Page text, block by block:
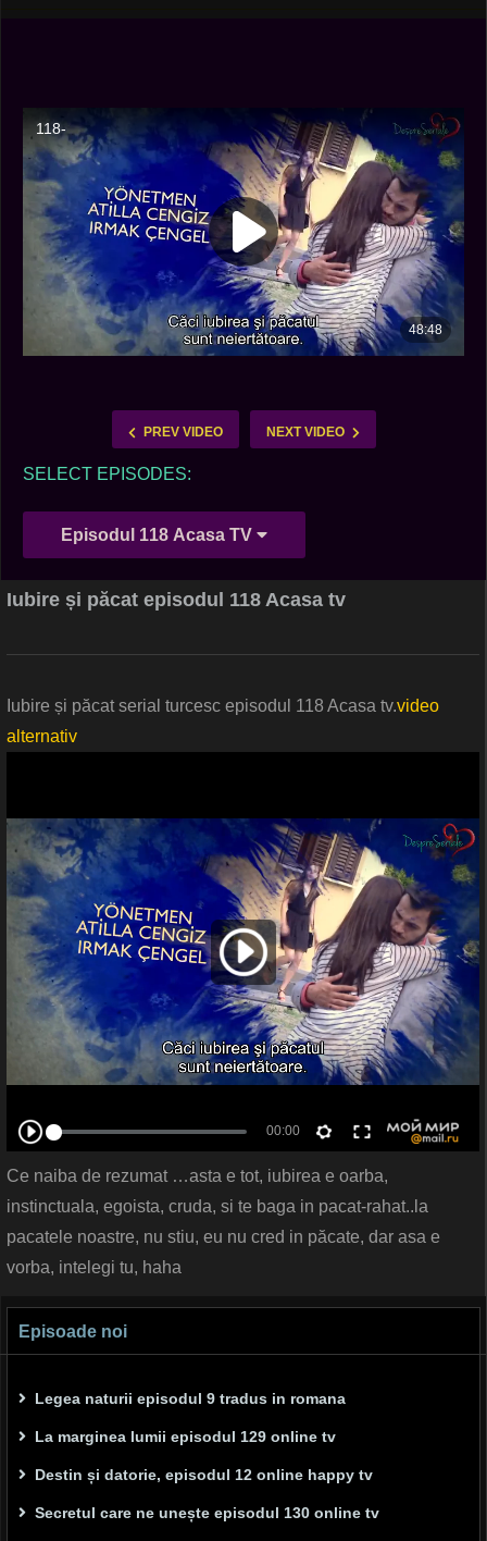
PREV VIDEO NEXT VIDEO
SELECT EPISODES:
Episodul 118 Acasa TV
Iubire și păcat episodul 118 Acasa tv
Iubire și păcat serial turcesc episodul 118 Acasa tv.video
alternativ
Ce naiba de rezumat …asta e tot, iubirea e oarba,
instinctuala, egoista, cruda, si te baga in pacat-rahat..la
pacatele noastre, nu stiu, eu nu cred in păcate, dar asa e
vorba, intelegi tu, haha
Episoade noi
Legea naturii episodul 9 tradus in romana
La marginea lumii episodul 129 online tv
Destin și datorie, episodul 12 online happy tv
Secretul care ne unește episodul 130 online tv